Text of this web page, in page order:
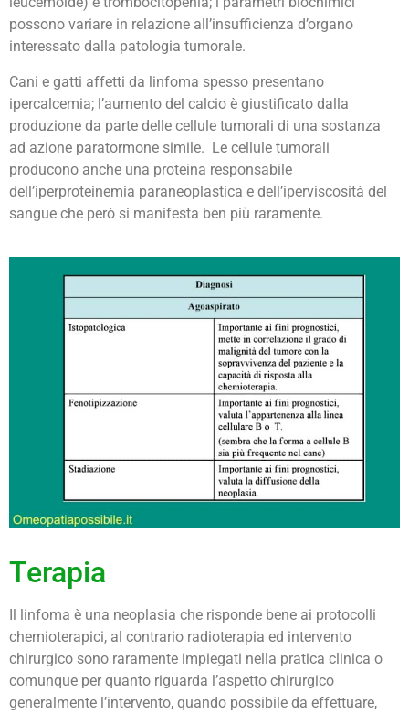
possono variare in relazione all’insufficienza d’organo
interessato dalla patologia tumorale.
Cani e gatti affetti da linfoma spesso presentano
ipercalcemia; l’aumento del calcio è giustificato dalla
produzione da parte delle cellule tumorali di una sostanza
ad azione paratormone simile. Le cellule tumorali
producono anche una proteina responsabile
dell’iperproteinemia paraneoplastica e dell’iperviscosità del
sangue che però si manifesta ben più raramente.
Terapia
Il linfoma è una neoplasia che risponde bene ai protocolli
chemioterapici, al contrario radioterapia ed intervento
chirurgico sono raramente impiegati nella pratica clinica o
comunque per quanto riguarda l’aspetto chirurgico
generalmente l’intervento, quando possibile da effettuare,